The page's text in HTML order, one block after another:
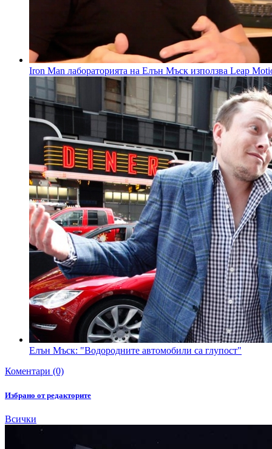
Iron Man лабораторията на Елън Мъск използва Leap
Елън Мъск: "Водородните автомобили са глупост"
Коментари (0)
Избрано от редакторите
Всички